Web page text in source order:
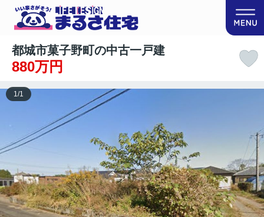
都城市菓子野町の中古一戸建
880万円
1/1